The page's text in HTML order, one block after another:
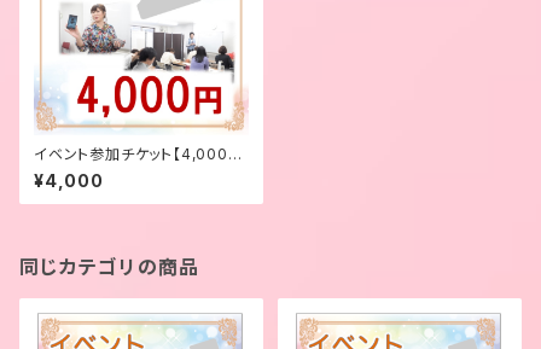
イベント参加チケット【4,000
円】
¥4,000
同じカテゴリの商品